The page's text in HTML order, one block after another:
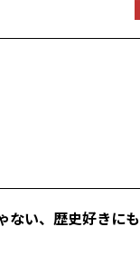
ない、歴史好きに